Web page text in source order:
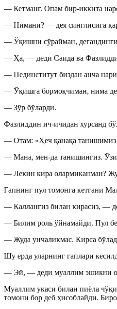
— Кетманг. Опам бир-иккита
— Нимани? — дея синглисига
— Ўқишни сўрайман,
— Ҳа, — деди Саида ва
— Пединститут биздан анча
— Ўқишга бормоқчиман, нима
— Зўр бўларди.
Фазлиддин ич-ичидан хурсанд
— Отам: «Ҳеч қанақа танишимиз
— Мана, мен-да танишингиз.
— Лекин кира олармиканман?
Гапнинг пул томонга кетгани
— Каллангиз билан кирасиз, —
— Билим роль ўйнамайди. Пул
— Жуда унчаликмас. Кирса
Шу ерда уларнинг гаплари
— Эй, — деди муаллим эшикни
Муаллим укаси билан пиёла
томони бор деб ҳисоблайди.